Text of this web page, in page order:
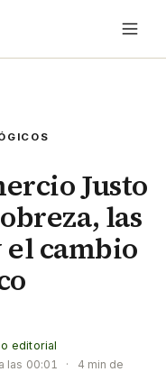
Justo
las
el cambio
editorial
las 00:01 ·
4 min de